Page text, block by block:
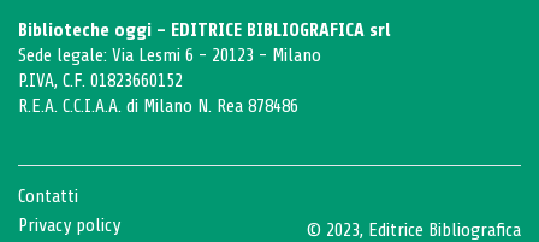
Biblioteche oggi - EDITRICE BIBLIOGRAFICA srl
Sede legale: Via Lesmi 6 - 20123 - Milano
P.IVA, C.F. 01823660152
R.E.A. C.C.I.A.A. di Milano N. Rea 878486
Contatti
Privacy policy
© 2023, Editrice Bibliografica